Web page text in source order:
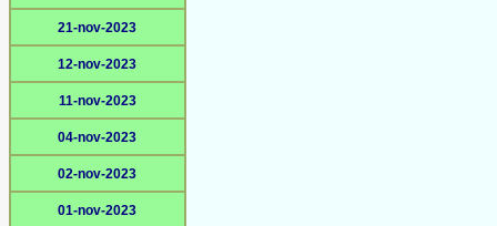
21-nov-2023
12-nov-2023
11-nov-2023
04-nov-2023
02-nov-2023
01-nov-2023